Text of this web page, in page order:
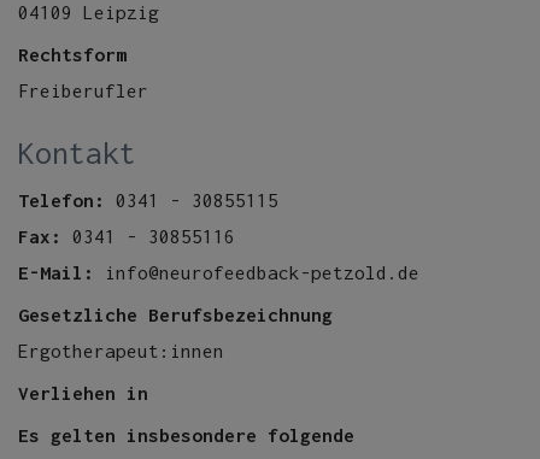
04109 Leipzig
Rechtsform
Freiberufler
Kontakt
Telefon:
0341 - 30855115
Fax:
0341 - 30855116
E-Mail:
info@neurofeedback-petzold.de
Gesetzliche Berufsbezeichnung
Ergotherapeut:innen
Verliehen in
Es gelten insbesondere folgende